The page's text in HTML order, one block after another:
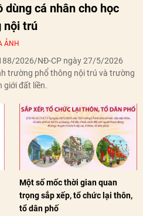
cá nhân cho học
nội trú
ẢNH
2026/NĐ-CP ngày 27/5/2026
trường phổ thông nội trú và trường
giới đất liền.
Một số mốc thời gian quan
trọng sắp xếp, tổ chức lại thôn,
tổ dân phố